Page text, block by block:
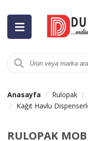
Anasayfa Rulopak
Kağıt Havlu
RULOPAK